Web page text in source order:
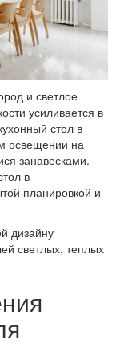
и светлое
усиливается в
стол в
освещении на
занавесками.
в
планировкой и
дизайну
светлых, теплых